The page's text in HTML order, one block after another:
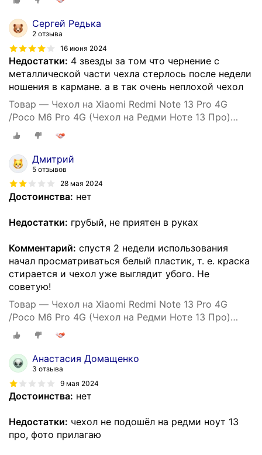
Сергей Редька
2 отзыва
16 июня 2024
Недостатки: 4 звезды за том что чернение с
металлической части чехла стерлось после недели
ношения в кармане. а в так очень неплохой чехол
Товар — Чехол на Xiaomi Redmi Note 13 Pro 4G
/Poco M6 Pro 4G (Чехол на Редми Ноте 13 Про)
противоударный, усиленный, черный
Дмитрий
5 отзывов
28 мая 2024
Достоинства: нет
Недостатки: грубый, не приятен в руках
Комментарий: спустя 2 недели использования
начал просматриваться белый пластик, т. е. краска
стирается и чехол уже выглядит убого. Не
советую!
Товар — Чехол на Xiaomi Redmi Note 13 Pro 4G
/Poco M6 Pro 4G (Чехол на Редми Ноте 13 Про)
противоударный, усиленный, черный
Анастасия Домащенко
3 отзыва
9 мая 2024
Достоинства: нет
Недостатки: чехол не подошёл на редми ноут 13
про, фото прилагаю